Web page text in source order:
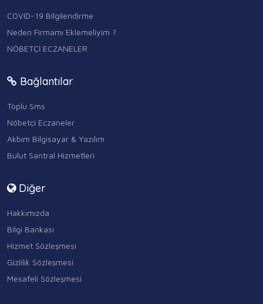
COVID-19 Bilgilendirme
Neden Firmamı Eklemeliyim ?
NÖBETÇİ ECZANELER
Bağlantılar
Toplu Sms
Nöbetçi Eczaneler
Akbim Bilgisayar & Yazılım
Bulut Santral Hizmetleri
Diğer
Hakkımızda
Bilgi Bankası
Hizmet Sözleşmesi
Gizlilik Sözleşmesi
Mesafeli Sözleşmesi